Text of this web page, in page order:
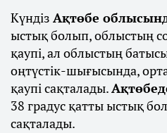
Күндіз Ақтөбе
ыстық болып, облыстың
қаупі, ал облыстың
оңтүстік-шығысында,
қаупі сақталады.
38 градус қатты ыстық
сақталады.